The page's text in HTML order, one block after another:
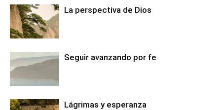
La perspectiva de Dios
Seguir avanzando por fe
Lágrimas y esperanza